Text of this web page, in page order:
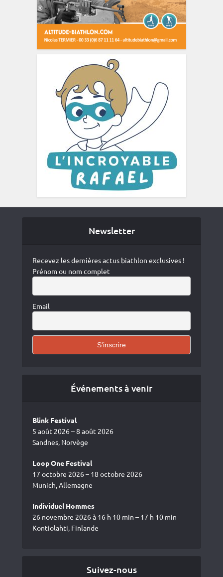
Newsletter
Recevez les dernières actus biathlon exclusives !
Prénom ou nom complet
Email
Événements à venir
Blink Festival
5 août 2026 – 8 août 2026
Sandnes, Norvège
Loop One Festival
17 octobre 2026 – 18 octobre 2026
Munich, Allemagne
Individuel Hommes
26 novembre 2026 à 16 h 10 min – 17 h 10 min
Kontiolahti, Finlande
Suivez-nous